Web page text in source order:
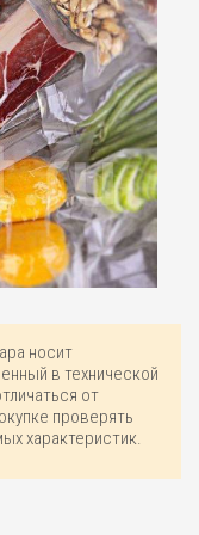
носит
в технической
от
проверять
характеристик.